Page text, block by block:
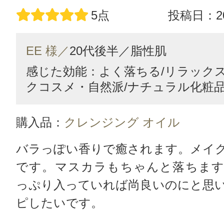
5点 投稿日：
EE 様／20代後半／ 脂性肌
感じた効能：よく落ちる/リラック
クコスメ・自然派/ナチュラル化粧
購入品： クレンジング オイル
バラっぽい香りで癒されます。メイ
です。マスカラもちゃんと落ちま
っぷり入っていれば尚良いのにと思
ピしたいです。